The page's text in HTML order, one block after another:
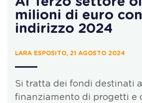
milioni di euro
indirizzo 2024
LARA ESPOSITO, 21 AGOSTO 2024
Si tratta dei fondi destinati al
finanziamento di progetti e